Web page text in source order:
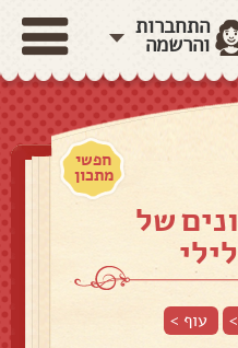
התחברות
והרשמה
חפשי
מתכון
של
עוף >